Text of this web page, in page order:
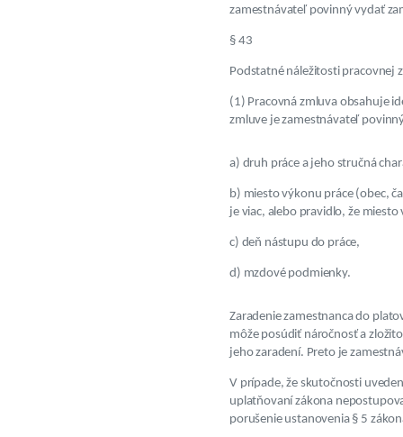
zamestnávateľ povinný vydať
§ 43
Podstatné náležitosti pracovnej
(1) Pracovná zmluva obsahuje
zmluve je zamestnávateľ
a) druh práce a jeho stručná
b) miesto výkonu práce (obec,
je viac, alebo pravidlo, že
c) deň nástupu do práce,
d) mzdové podmienky.
Zaradenie zamestnanca do
môže posúdiť náročnosť a
jeho zaradení. Preto je
V prípade, že skutočnosti
uplatňovaní zákona
porušenie ustanovenia § 5